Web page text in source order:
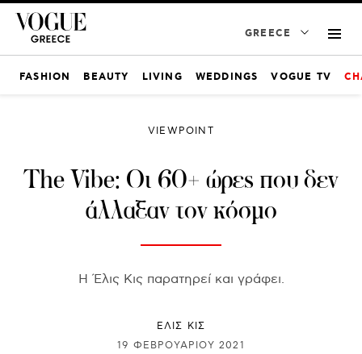
GREECE
FASHION BEAUTY LIVING WEDDINGS VOGUE TV
VIEWPOINT
The Vibe: Οι 60+ ώρες που δεν
άλλαξαν τον κόσμο
Η Έλις Κις παρατηρεί και γράφει.
ΕΛΙΣ ΚΙΣ
19 ΦΕΒΡΟΥΑΡΊΟΥ 2021